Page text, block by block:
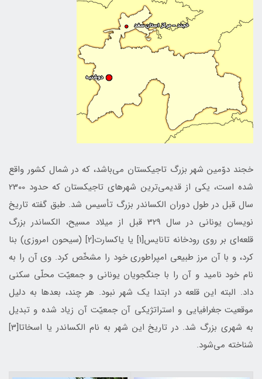
خجند دوّمين شهر بزرگ تاجيكستان می‌باشد، كه در شمال كشور واقع
شده است، يكی از قديمی‌ترين شهرهای تاجيكستان كه حدود 2300
سال قبل در طول دوران الكساندر بزرگ تأسيس شد. طبق گفته‌ تاريخ‌
نويسان يونانی در سال 329 قبل از ميلاد مسيح، الكساندر بزرگ
قلعه‌ای بر روی رودخانه تانايس[1] يا ياكسارت[2] (سيحون امروزی) بنا
كرد، و با آن مرز طبيعی امپراطوری خود را مشخّص كرد. وی آن را به
نام خود ناميد و آن را با جنگجويان يونانی و جمعيّت محلّی سكنی
داد. البته اين قلعه در ابتدا يك شهر نبود. هر چند، بعدها به دليل
موقعيت جغرافيايی و استراتژيكی آن جمعيّت آن زياد شده و تبديل
به شهری بزرگ شد. در تاريخ اين شهر به نام الكساندر يا اسخاتا[3]
شناخته می‌شود.